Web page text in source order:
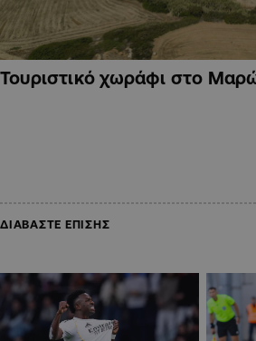
Τουριστικό χωράφι στο
ΔΙΑΒΑΣΤΕ ΕΠΙΣΗΣ